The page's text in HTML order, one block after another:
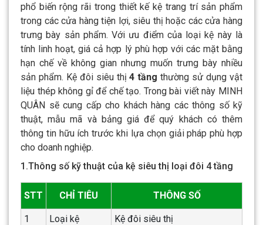
phổ biến rộng rãi trong thiết kế kệ trang trí sản phẩm
trong các cửa hàng tiện lợi, siêu thị hoặc các cửa hàng
trưng bày sản phẩm. Với ưu điểm của loại kệ này là
tính linh hoạt, giá cả hợp lý phù hợp với các mặt bằng
hạn chế về không gian nhưng muốn trưng bày nhiều
sản phẩm. Kệ đôi siêu thị4 tầng thường sử dụng vật
liệu thép không gỉ để chế tạo. Trong bài viết này MINH
QUÂN sẽ cung cấp cho khách hàng các thông số kỹ
thuật, mẫu mã và bảng giá để quý khách có thêm
thông tin hữu ích trước khi lựa chọn giải pháp phù hợp
cho doanh nghiệp.
1.Thông số kỹ thuật của kệ siêu thị loại đôi 4 tầng
STT CHỈ TIÊU THÔNG SỐ
1 Loại kệ Kệ đôi siêu thị